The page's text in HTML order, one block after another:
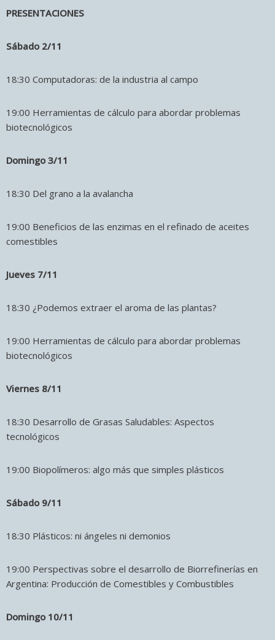
PRESENTACIONES
Sábado 2/11
18:30 Computadoras: de la industria al campo
19:00 Herramientas de cálculo para abordar problemas
biotecnológicos
Domingo 3/11
18:30 Del grano a la avalancha
19:00 Beneficios de las enzimas en el refinado de aceites
comestibles
Jueves 7/11
18:30 ¿Podemos extraer el aroma de las plantas?
19:00 Herramientas de cálculo para abordar problemas
biotecnológicos
Viernes 8/11
18:30 Desarrollo de Grasas Saludables: Aspectos
tecnológicos
19:00 Biopolímeros: algo más que simples plásticos
Sábado 9/11
18:30 Plásticos: ni ángeles ni demonios
19:00 Perspectivas sobre el desarrollo de Biorrefinerías en
Argentina: Producción de Comestibles y Combustibles
Domingo 10/11